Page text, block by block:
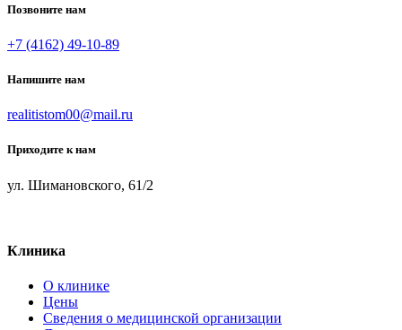
Позвоните нам
+7 (4162) 49-10-89
Напишите нам
realitistom00@mail.ru
Приходите к нам
ул. Шимановского, 61/2
Клиника
О клинике
Цены
Сведения о медицинской организации